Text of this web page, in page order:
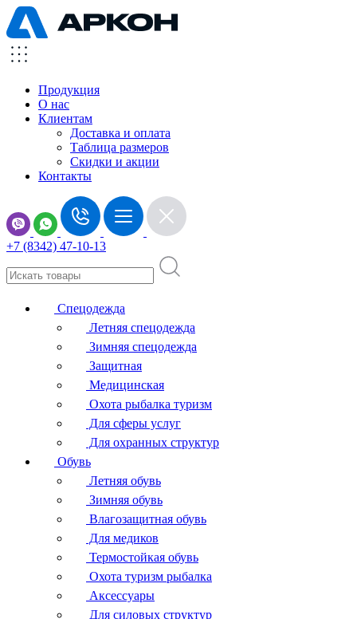
Продукция
О нас
Клиентам
Доставка и оплата
Таблица размеров
Скидки и акции
Контакты
+7 (8342) 47-10-13
Спецодежда
Летняя спецодежда
Зимняя спецодежда
Защитная
Медицинская
Охота рыбалка туризм
Для сферы услуг
Для охранных структур
Обувь
Летняя обувь
Зимняя обувь
Влагозащитная обувь
Для медиков
Термостойкая обувь
Охота туризм рыбалка
Аксессуары
Для силовых структур